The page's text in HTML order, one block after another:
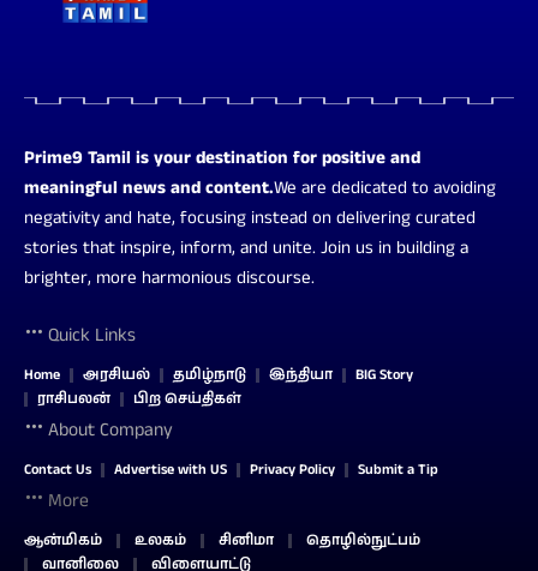
Prime9 Tamil is your destination for positive and
meaningful news and content.We are dedicated to avoiding
negativity and hate, focusing instead on delivering curated
stories that inspire, inform, and unite. Join us in building a
brighter, more harmonious discourse.
Quick Links
Home அரசியல் தமிழ்நாடு இந்தியா
BIG Story
ராசிபலன்
பிற செய்திகள்
About Company
Contact Us Advertise with US Privacy Policy Submit a Tip
More
ஆன்மிகம் உலகம் சினிமா
தொழில்நுட்பம்
வானிலை
விளையாட்டு